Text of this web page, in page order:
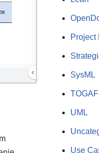
Project
SysML
TOGAF
UML
Use